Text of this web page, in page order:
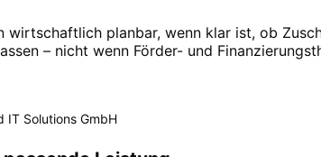
wirtschaftlich planbar, wenn klar ist, ob
– nicht wenn Förder- und
IT Solutions GmbH